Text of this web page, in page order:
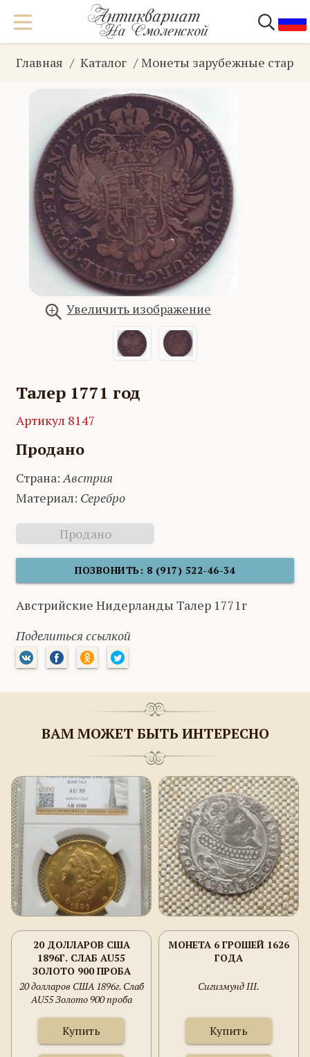
Главная Каталог Монеты зарубежные
Увеличить изображение
Талер 1771 год
Артикул 8147
Продано
Страна:Австрия
Материал: Серебро
Продано
ПОЗВОНИТЬ: 8 (917) 522-46-34
Австрийские Нидерланды Талер 1771г
Поделиться ссылкой
ВАМ МОЖЕТ БЫТЬ ИНТЕРЕСНО
20 ДОЛЛАРОВ США
1896Г. СЛАБ AU55
ЗОЛОТО 900 ПРОБА
33.35 ГРАММА
20 долларов США 1896г. Слаб
AU55 Золото 900 проба
Купить
МОНЕТА 6 ГРОШЕЙ 1626
ГОДА
Cигизмунд III.
Купить